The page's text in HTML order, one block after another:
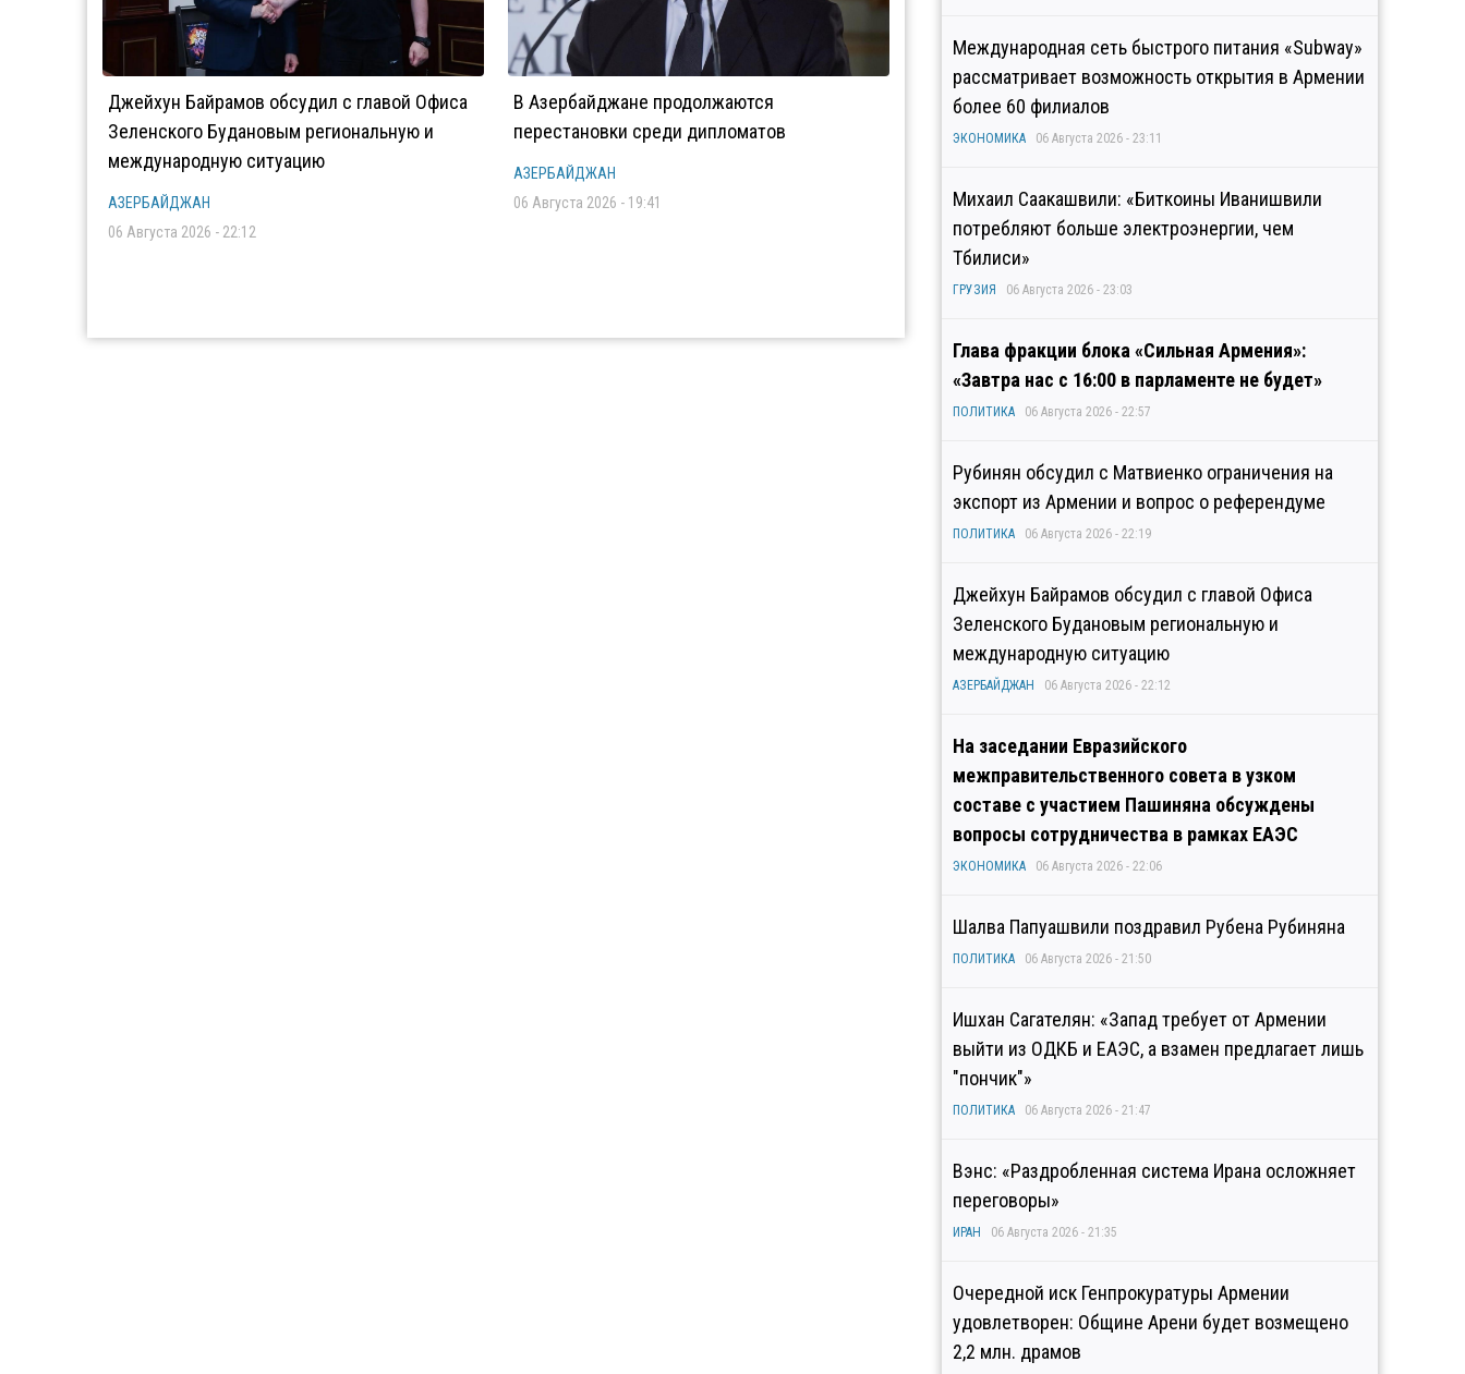
Джейхун Байрамов обсудил с главой Офиса
Зеленского Будановым региональную и
международную ситуацию
АЗЕРБАЙДЖАН
06 Августа 2026 - 22:12
В Азербайджане продолжаются
перестановки среди дипломатов
АЗЕРБАЙДЖАН
06 Августа 2026 - 19:41
Международная сеть быстрого питания «Subway»
рассматривает возможность открытия в Армении
более 60 филиалов
ЭКОНОМИКА 06 Августа 2026 - 23:11
Михаил Саакашвили: «Биткоины Иванишвили
потребляют больше электроэнергии, чем
Тбилиси»
ГРУЗИЯ 06 Августа 2026 - 23:03
Глава фракции блока «Сильная Армения»:
«Завтра нас с 16:00 в парламенте не будет»
ПОЛИТИКА 06 Августа 2026 - 22:57
Рубинян обсудил с Матвиенко ограничения на
экспорт из Армении и вопрос о референдуме
ПОЛИТИКА 06 Августа 2026 - 22:19
Джейхун Байрамов обсудил с главой Офиса
Зеленского Будановым региональную и
международную ситуацию
АЗЕРБАЙДЖАН 06 Августа 2026 - 22:12
На заседании Евразийского
межправительственного совета в узком
составе с участием Пашиняна обсуждены
вопросы сотрудничества в рамках ЕАЭС
ЭКОНОМИКА 06 Августа 2026 - 22:06
Шалва Папуашвили поздравил Рубена Рубиняна
ПОЛИТИКА 06 Августа 2026 - 21:50
Ишхан Сагателян: «Запад требует от Армении
выйти из ОДКБ и ЕАЭС, а взамен предлагает лишь
"пончик"»
ПОЛИТИКА 06 Августа 2026 - 21:47
Вэнс: «Раздробленная система Ирана осложняет
переговоры»
ИРАН 06 Августа 2026 - 21:35
Очередной иск Генпрокуратуры Армении
удовлетворен: Общине Арени будет возмещено
2,2 млн. драмов